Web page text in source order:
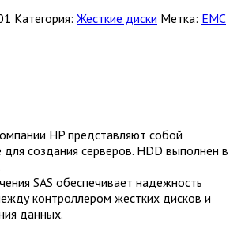
Категория: Жесткие диски Метка: EMC
HP представляют собой
создания серверов. HDD выполнен в
SAS обеспечивает надежность
контроллером жестких дисков и
данных.